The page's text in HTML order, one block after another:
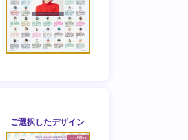
ご選択したデザイン